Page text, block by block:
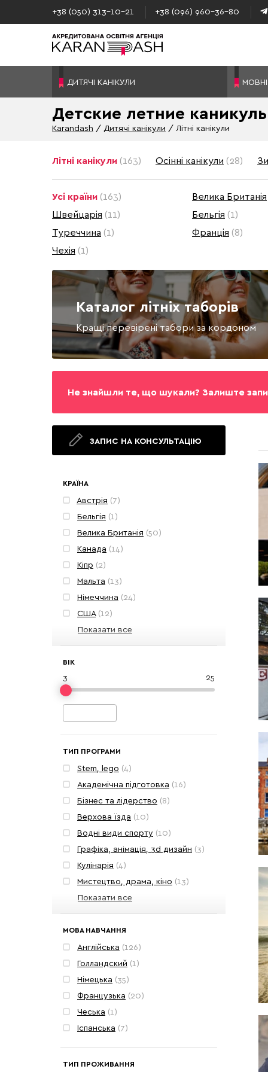
+38 (050) 313–10-21 +38 (096) 960–36-80
ДИТЯЧІ КАНІКУЛИ
Детские летние
Karandash Дитячі канікули Літні канікули
Літні канікули (163) Осінні канікули (28)
Усі країни (163) Велика Британія
Швейцарія (11) Бельгія (1)
Туреччина (1) Франція (8)
Чехія (1)
Каталог літніх таборів
Кращі перевірені табори за кордоном
Не знайшли те, що шукали? Залиште
ЗАПИС НА КОНСУЛЬТАЦІЮ
КРАЇНА
Австрія (7)
Бельгія (1)
Велика Британія (50)
Канада (14)
Кіпр (2)
Мальта (13)
Німеччина (24)
США (12)
Туреччина (1)
Франція (8)
Ірландія (9)
Показати все
ВІК
3 25
ТИП ПРОГРАМИ
Stem, lego (4)
Академічна підготовка (16)
Бізнес та лідерство (8)
Верхова їзда (10)
Водні види спорту (10)
Графіка, анімація, 3d дизайн (3)
Кулінарія (4)
Мистецтво, драма, кіно (13)
Мода та фотографія
Пригоди (12)
Програма обміну
Програмування
Сімейна програма
Табір з вивченням мови
Танці (7)
Теніс (10)
У родині викладача
Показати все
МОВА НАВЧАННЯ
Англійська (126)
Голландский (1)
Німецька (35)
Французька (20)
Чеська (1)
Іспанська (7)
ТИП ПРОЖИВАННЯ